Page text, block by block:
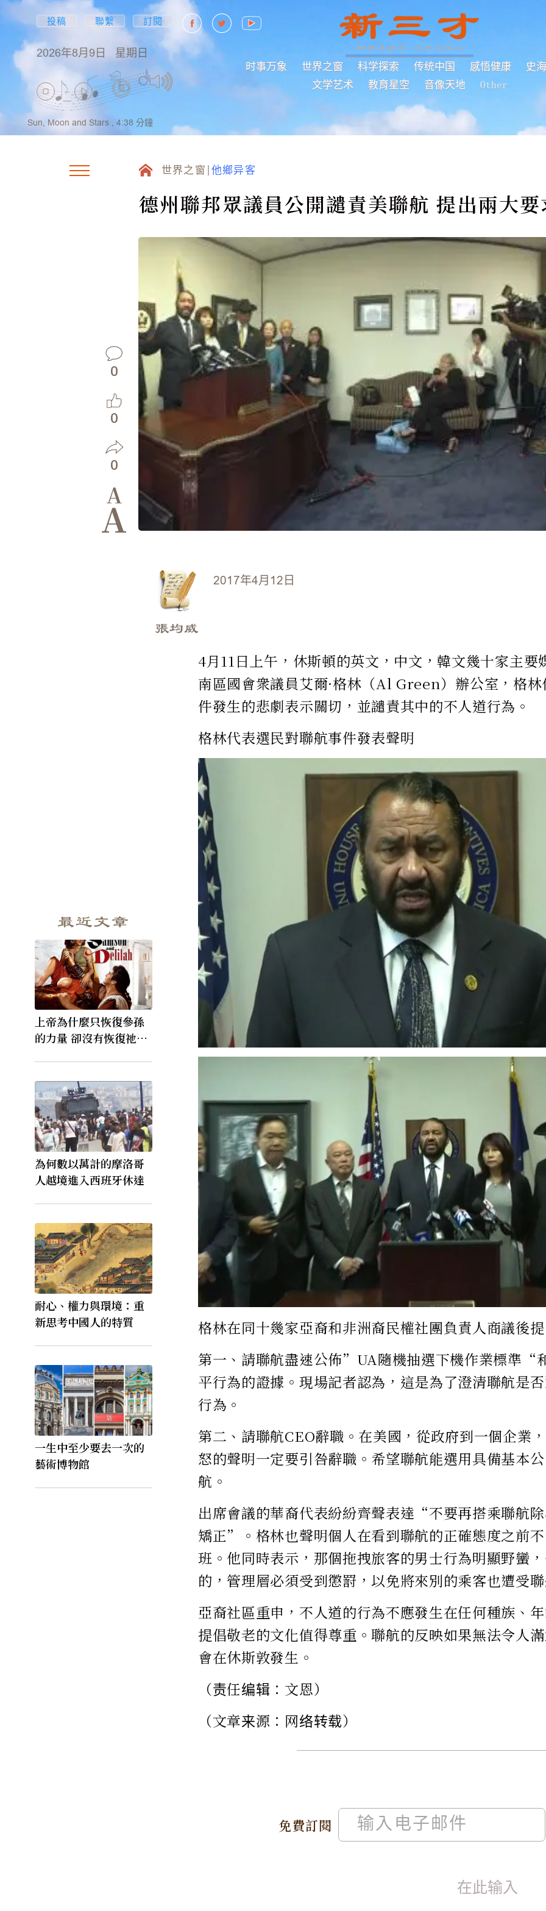
投稿 聯繫 訂閱
2026年8月9日 星期日
时事万象 世界之窗 科学探索 传统中国 感悟健康
史
文学艺术
教育星空 音像天地 Other
Sun, Moon and Stars , 4:38 分鐘
世界之窗 他鄉异客
德州聯邦眾議員公開譴責美聯航 提出兩大
0
0
0
A
A
最近文章
上帝為什麼只恢復參孫
的力量 卻沒有恢復祂的
為何數以萬計的摩洛哥
人越境進入西班牙休達
耐心、權力與環境：重
新思考中國人的特質
一生中至少要去一次的
藝術博物館
2017年4月12日
張均威
4月11日上午，休斯頓的英文，中文，韓文幾十家主要
南區國會衆議員艾爾·格林（Al Green）辦公室，格
件發生的悲劇表示關切，並譴責其中的不人道行為。
格林代表選民對聯航事件發表聲明
格林在同十幾家亞裔和非洲裔民權社團負責人商議後
第一、請聯航盡速公佈”UA隨機抽選下機作業標準“
平行為的證據。現場記者認為，這是為了澄清聯航是
行為。
第二、請聯航CEO辭職。在美國，從政府到一個企業
怒的聲明一定要引咎辭職。希望聯航能選用具備基本
航。
出席會議的華裔代表紛紛齊聲表達“不要再搭乘聯航
矯正”。格林也聲明個人在看到聯航的正確態度之前
班。他同時表示，那個拖拽旅客的男士行為明顯野蠻
的，管理層必須受到懲罸，以免將來別的乘客也遭受
亞裔社區重申，不人道的行為不應發生在任何種族、
提倡敬老的文化值得尊重。聯航的反映如果無法令人
會在休斯敦發生。
（责任编辑：文恩）
（文章来源：网络转载）
免費訂閱